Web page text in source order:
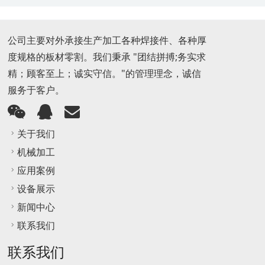
公司主要对外承接生产加工各种焊接件、各种厚
度规格的板材零割。我们秉承 "团结拼搏;务实求
精；顾客至上；诚实守信。"的管理理念，诚信
服务于客户。
关于我们
机械加工
应用案例
设备展示
新闻中心
联系我们
联系我们